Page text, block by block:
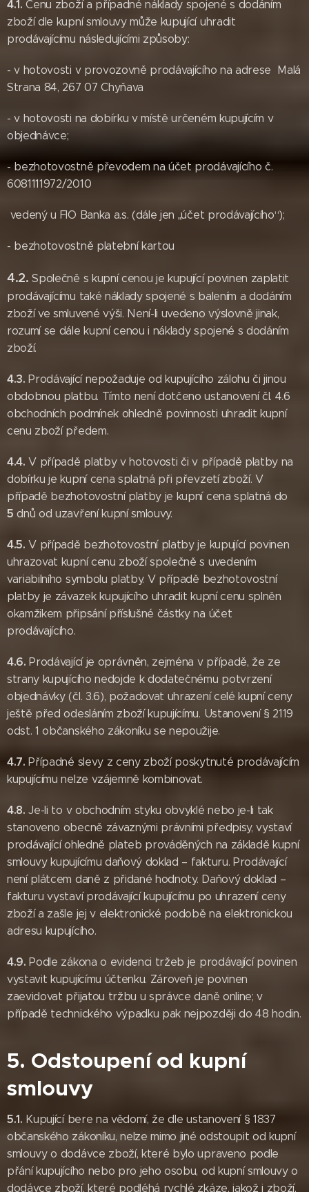
4.1.Cenu zboží a případné náklady spojené s dodáním
zboží dle kupní smlouvy může kupující uhradit
prodávajícímu následujícími způsoby:
- v hotovosti v provozovně prodávajícího na adrese Malá
Strana 84, 267 07 Chyňava
- v hotovosti na dobírku v místě určeném kupujícím v
objednávce;
- bezhotovostně převodem na účet prodávajícího č.
6081111972/2010
vedený u FIO Banka a.s. (dále jen „účet prodávajícího“);
- bezhotovostně platební kartou
4.2.Společně s kupní cenou je kupující povinen zaplatit
prodávajícímu také náklady spojené s balením a dodáním
zboží ve smluvené výši. Není-li uvedeno výslovně jinak,
rozumí se dále kupní cenou i náklady spojené s dodáním
zboží.
4.3.Prodávající nepožaduje od kupujícího zálohu či jinou
obdobnou platbu. Tímto není dotčeno ustanovení čl. 4.6
obchodních podmínek ohledně povinnosti uhradit kupní
cenu zboží předem.
4.4.V případě platby v hotovosti či v případě platby na
dobírku je kupní cena splatná při převzetí zboží. V
případě bezhotovostní platby je kupní cena splatná do
5 dnů od uzavření kupní smlouvy.
4.5.V případě bezhotovostní platby je kupující povinen
uhrazovat kupní cenu zboží společně s uvedením
variabilního symbolu platby. V případě bezhotovostní
platby je závazek kupujícího uhradit kupní cenu splněn
okamžikem připsání příslušné částky na účet
prodávajícího.
4.6.Prodávající je oprávněn, zejména v případě, že ze
strany kupujícího nedojde k dodatečnému potvrzení
objednávky (čl. 3.6), požadovat uhrazení celé kupní ceny
ještě před odesláním zboží kupujícímu. Ustanovení § 2119
odst. 1 občanského zákoníku se nepoužije.
4.7.Případné slevy z ceny zboží poskytnuté prodávajícím
kupujícímu nelze vzájemně kombinovat.
4.8.Je-li to v obchodním styku obvyklé nebo je-li tak
stanoveno obecně závaznými právními předpisy, vystaví
prodávající ohledně plateb prováděných na základě kupní
smlouvy kupujícímu daňový doklad – fakturu. Prodávající
není plátcem daně z přidané hodnoty. Daňový doklad –
fakturu vystaví prodávající kupujícímu po uhrazení ceny
zboží a zašle jej v elektronické podobě na elektronickou
adresu kupujícího.
4.9.Podle zákona o evidenci tržeb je prodávající povinen
vystavit kupujícímu účtenku. Zároveň je povinen
zaevidovat přijatou tržbu u správce daně online; v
případě technického výpadku pak nejpozději do 48 hodin.
5. Odstoupení od kupní
smlouvy
5.1. Kupující bere na vědomí, že dle ustanovení § 1837
občanského zákoníku, nelze mimo jiné odstoupit od kupní
smlouvy o dodávce zboží, které bylo upraveno podle
přání kupujícího nebo pro jeho osobu, od kupní smlouvy o
dodávce zboží, které podléhá rychlé zkáze, jakož i zboží,